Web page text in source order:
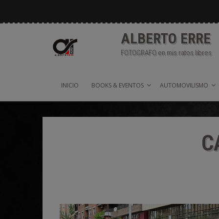
contenido
ALBERTO ERRE
FOTOGRAFO en mis ratos libres
INICIO BOOKS & EVENTOS AUTOMOVILISMO